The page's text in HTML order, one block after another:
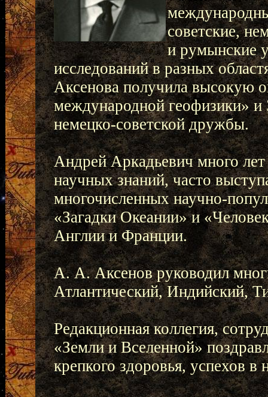
советские,
и румынские
исследований в разных
Аксенова получила высокую
международной геофизики»
немецко-советской дружбы.
Андрей Аркадьевич много лет
научных знаний, часто
многочисленных научно-
«Загадки Океании» и
Англии и Франции.
А. А. Аксенов руководил
Атлантический, Индийский,
Редакционная коллегия,
«Земли и Вселенной»
крепкого здоровья, успехов в